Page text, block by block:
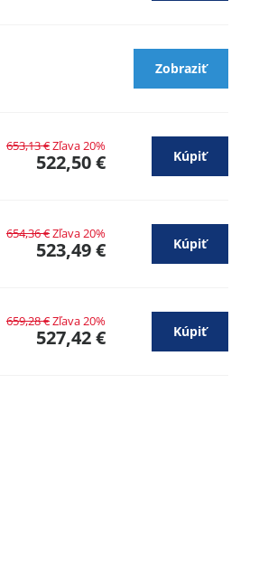
Zobraziť
522,50 €
653,13 €Zľava 20%
Kúpiť
523,49 €
654,36 €Zľava 20%
Kúpiť
527,42 €
659,28 €Zľava 20%
Kúpiť